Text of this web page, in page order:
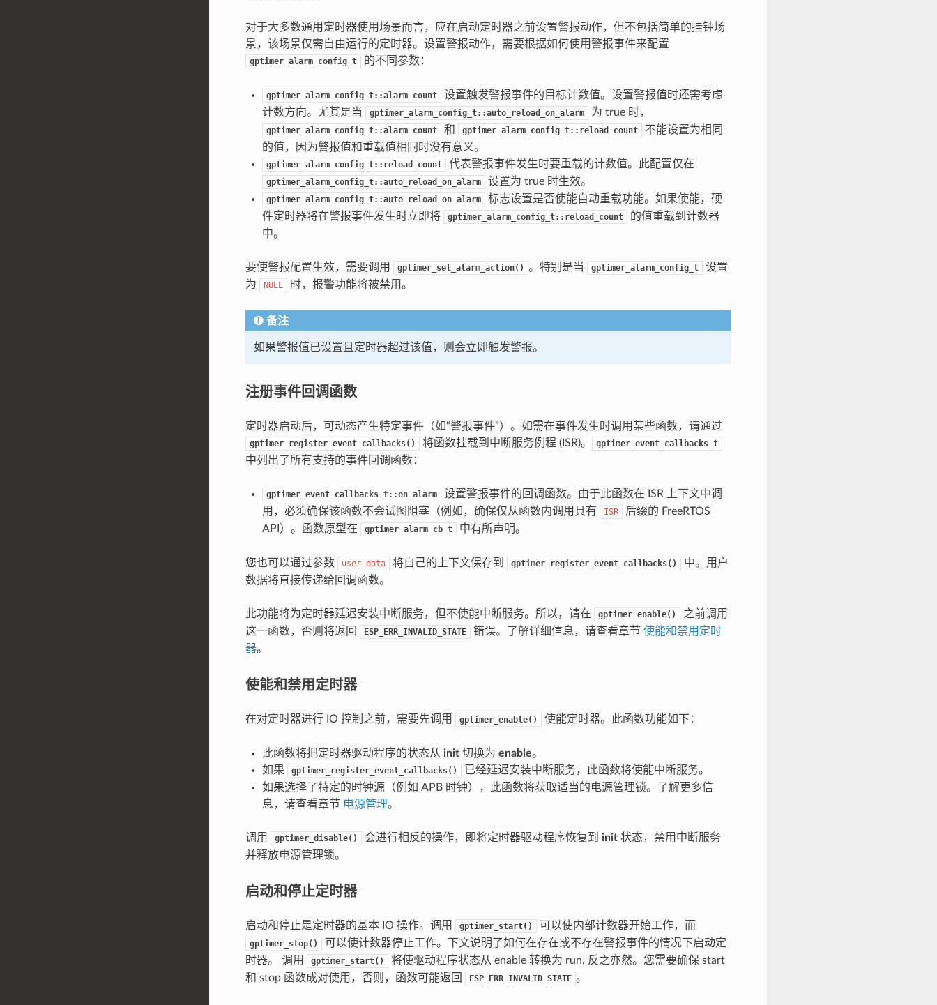
对于大多数通用定时器使用场景而言，应在启动定时器之前设置警报动作，但不包括简单的挂钟场
景，该场景仅需自由运行的定时器。设置警报动作，需要根据如何使用警报事件来配置
gptimer_alarm_config_t 的不同参数：
gptimer_alarm_config_t::alarm_count
设置触发警报事件的目标计数值。设置警报值时还需考虑
计数方向。尤其是当
gptimer_alarm_config_t::auto_reload_on_alarm 为 true 时，
gptimer_alarm_config_t::alarm_count 和 gptimer_alarm_config_t::reload_count
不能设置为相同
的值，因为警报值和重载值相同时没有意义。
gptimer_alarm_config_t::reload_count 代表警报事件发生时要重载的计数值。此配置仅在
gptimer_alarm_config_t::auto_reload_on_alarm 设置为 true 时生效。
gptimer_alarm_config_t::auto_reload_on_alarm
标志设置是否使能自动重载功能。如果使能，硬
件定时器将在警报事件发生时立即将
gptimer_alarm_config_t::reload_count
的值重载到计数器
中。
要使警报配置生效，需要调用 gptimer_set_alarm_action() 。特别是当 gptimer_alarm_config_t
设置
为
NULL 时，报警功能将被禁用。
备注
如果警报值已设置且定时器超过该值，则会立即触发警报。
注册事件回调函数
定时器启动后，可动态产生特定事件（如“警报事件”）。如需在事件发生时调用某些函数，请通过
gptimer_register_event_callbacks() 将函数挂载到中断服务例程 (ISR)。 gptimer_event_callbacks_t
中列出了所有支持的事件回调函数：
gptimer_event_callbacks_t::on_alarm
设置警报事件的回调函数。由于此函数在 ISR 上下文中调
用，必须确保该函数不会试图阻塞（例如，确保仅从函数内调用具有
ISR
后缀的 FreeRTOS
API）。函数原型在
gptimer_alarm_cb_t 中有所声明。
您也可以通过参数 user_data 将自己的上下文保存到 gptimer_register_event_callbacks()
中。用户
数据将直接传递给回调函数。
此功能将为定时器延迟安装中断服务，但不使能中断服务。所以，请在 gptimer_enable()
之前调用
这一函数，否则将返回
ESP_ERR_INVALID_STATE 错误。了解详细信息，请查看章节 使能和禁用定时
器。
使能和禁用定时器
在对定时器进行 IO 控制之前，需要先调用 gptimer_enable() 使能定时器。此函数功能如下：
此函数将把定时器驱动程序的状态从 init切换为 enable。
如果
gptimer_register_event_callbacks()
已经延迟安装中断服务，此函数将使能中断服务。
如果选择了特定的时钟源（例如 APB 时钟），此函数将获取适当的电源管理锁。了解更多信
息，请查看章节 电源管理。
调用 gptimer_disable() 会进行相反的操作，即将定时器驱动程序恢复到 init状态，禁用中断服务
并释放电源管理锁。
启动和停止定时器
启动和停止是定时器的基本 IO 操作。调用 gptimer_start() 可以使内部计数器开始工作，而
gptimer_stop()
可以使计数器停止工作。下文说明了如何在存在或不存在警报事件的情况下启动定
时器。 调用
gptimer_start()
将使驱动程序状态从 enable 转换为 run, 反之亦然。您需要确保 start
和 stop 函数成对使用，否则，函数可能返回
ESP_ERR_INVALID_STATE 。